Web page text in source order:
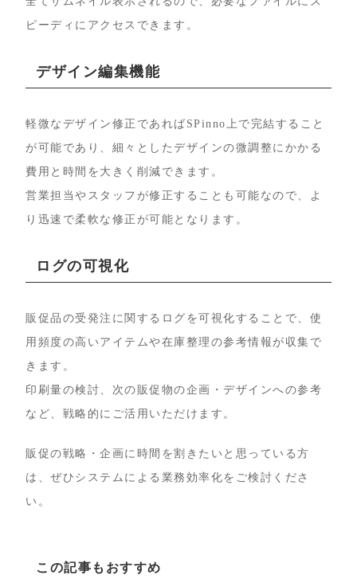
ピーディにアクセスできます。
デザイン編集機能
軽微なデザイン修正であればSPinno上で完結すること
が可能であり、細々としたデザインの微調整にかかる
費用と時間を大きく削減できます。
営業担当やスタッフが修正することも可能なので、よ
り迅速で柔軟な修正が可能となります。
ログの可視化
販促品の受発注に関するログを可視化することで、使
用頻度の高いアイテムや在庫整理の参考情報が収集で
きます。
印刷量の検討、次の販促物の企画・デザインへの参考
など、戦略的にご活用いただけます。
販促の戦略・企画に時間を割きたいと思っている方
は、ぜひシステムによる業務効率化をご検討くださ
い。
この記事もおすすめ